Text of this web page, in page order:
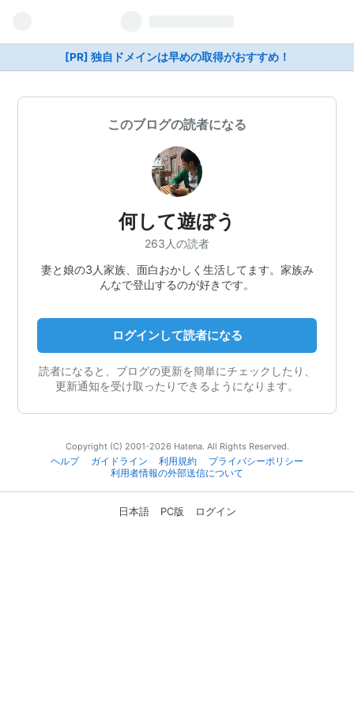
[PR] 独自ドメインは早めの取得がおすすめ！
このブログの読者になる
何して遊ぼう
263人の読者
妻と娘の3人家族、面白おかしく生活してます。家族み
んなで登山するのが好きです。
ログインして読者になる
読者になると、ブログの更新を簡単にチェックしたり、
更新通知を受け取ったりできるようになります。
Copyright (C) 2001-2026 Hatena. All Rights Reserved.
ヘルプ
ガイドライン 利用規約
プライバシーポリシー
利用者情報の外部送信について
日本語 PC版 ログイン